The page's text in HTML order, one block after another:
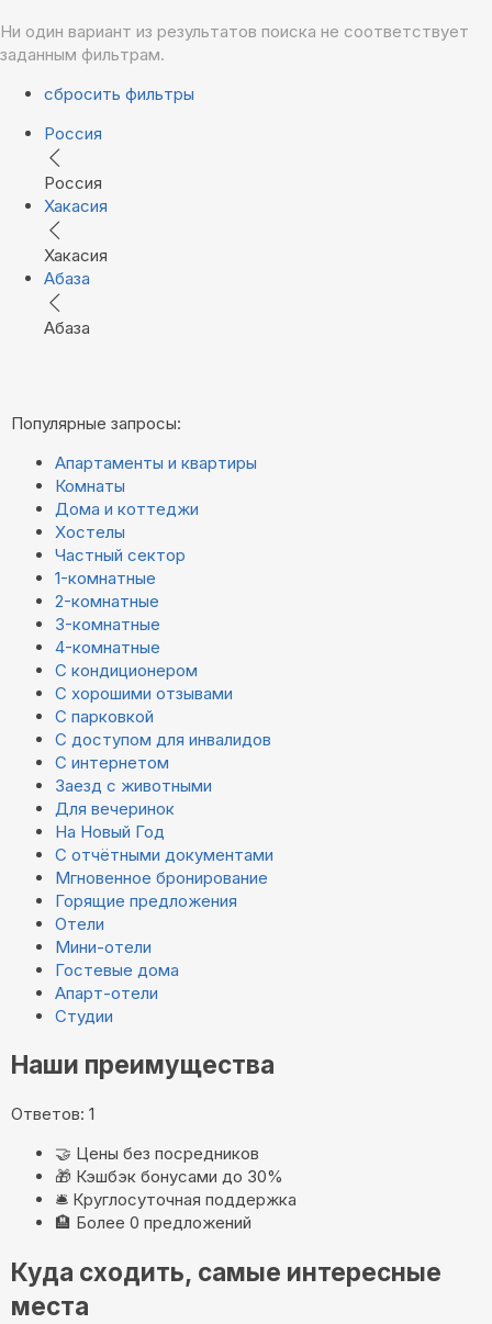
Ни один вариант из результатов поиска не соответствует
заданным фильтрам.
сбросить фильтры
Россия
Россия
Хакасия
Хакасия
Абаза
Абаза
Популярные запросы:
Апартаменты и квартиры
Комнаты
Дома и коттеджи
Хостелы
Частный сектор
1-комнатные
2-комнатные
3-комнатные
4-комнатные
С кондиционером
С хорошими отзывами
С парковкой
С доступом для инвалидов
С интернетом
Заезд с животными
Для вечеринок
На Новый Год
С отчётными документами
Мгновенное бронирование
Горящие предложения
Отели
Мини-отели
Гостевые дома
Апарт-отели
Студии
Наши преимущества
Ответов: 1
🤝 Цены без посредников
🎁 Кэшбэк бонусами до 30%
🛎️ Круглосуточная поддержка
🏨 Более 0 предложений
Куда сходить, самые интересные
места